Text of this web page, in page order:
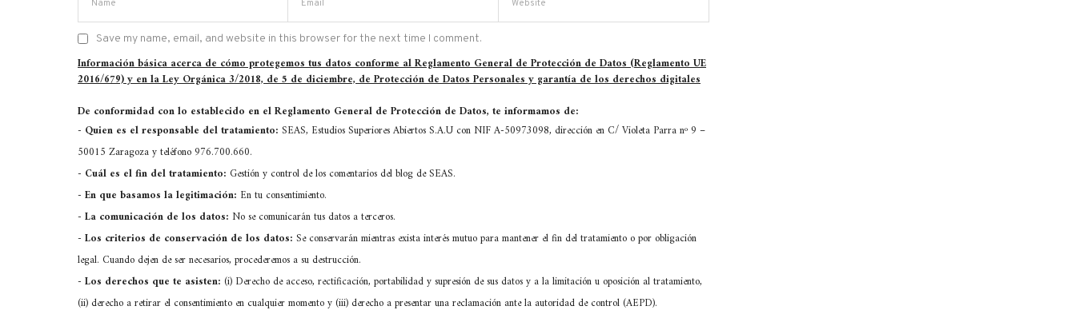
Save my name, email, and website in this browser for the next time I comment.
Información básica acerca de cómo protegemos tus datos conforme al Reglamento General de Protección de Datos (Reglamento UE
2016/679) y en la Ley Orgánica 3/2018, de 5 de diciembre, de Protección de Datos Personales y garantía de los derechos digitales
De conformidad con lo establecido en el Reglamento General de Protección de Datos, te informamos de:
- Quien es el responsable del tratamiento: SEAS, Estudios Superiores Abiertos S.A.U con NIF A-50973098, dirección en C/ Violeta Parra nº 9 –
50015 Zaragoza y teléfono 976.700.660.
- Cuál es el fin del tratamiento: Gestión y control de los comentarios del blog de SEAS.
- En que basamos la legitimación: En tu consentimiento.
- La comunicación de los datos: No se comunicarán tus datos a terceros.
- Los criterios de conservación de los datos: Se conservarán mientras exista interés mutuo para mantener el fin del tratamiento o por obligación
legal. Cuando dejen de ser necesarios, procederemos a su destrucción.
- Los derechos que te asisten: (i) Derecho de acceso, rectificación, portabilidad y supresión de sus datos y a la limitación u oposición al tratamiento,
(ii) derecho a retirar el consentimiento en cualquier momento y (iii) derecho a presentar una reclamación ante la autoridad de control (AEPD).